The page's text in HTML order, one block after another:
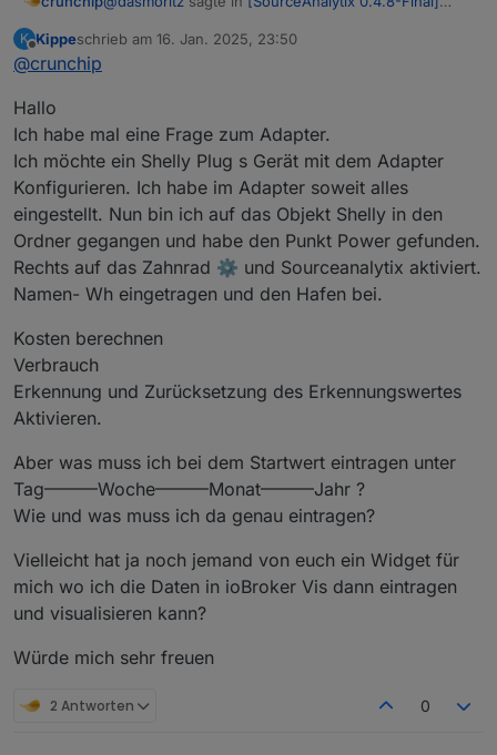
wobei zu viele Nachkommastellen eine mögliche
Störquelle sein könnte.
@dasmoritzsagte in[SourceAnalytix 0.4.8-Final]
Released !:
Gibt es sonst Hinweise hinsichtlich
Einfach mal beobachten
K Kippeschrieb am 16. Jan. 2025, 23:50
zuletzt editiert von
@crunchip
Hallo
Ich habe mal eine Frage zum Adapter.
Ich möchte ein Shelly Plug s Gerät mit dem Adapter
Konfigurieren. Ich habe im Adapter soweit alles
eingestellt. Nun bin ich auf das Objekt Shelly in den
Ordner gegangen und habe den Punkt Power gefunden.
Rechts auf das Zahnrad ⚙️ und Sourceanalytix aktiviert.
Namen- Wh eingetragen und den Hafen bei.
Kosten berechnen
Verbrauch
Erkennung und Zurücksetzung des Erkennungswertes
Aktivieren.
Aber was muss ich bei dem Startwert eintragen unter
Tag———Woche———Monat———Jahr ?
Wie und was muss ich da genau eintragen?
Vielleicht hat ja noch jemand von euch ein Widget für
mich wo ich die Daten in ioBroker Vis dann eintragen
und visualisieren kann?
Würde mich sehr freuen
2 Antworten 0